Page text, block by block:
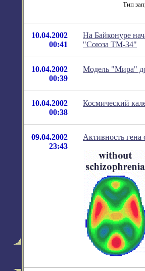
Тип
10.04.2002
00:41
На Байконуре
"Союза ТМ-34"
10.04.2002
00:39
Модель "Мира"
10.04.2002
00:38
Космический
09.04.2002
23:43
Активность гена